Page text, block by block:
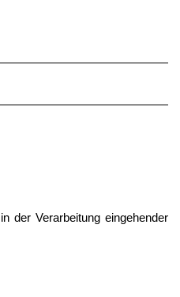
der Verarbeitung eingehender